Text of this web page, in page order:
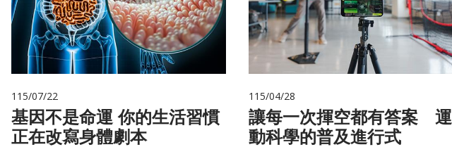
115/07/22
基因不是命運 你的生活習慣
正在改寫身體劇本
115/04/28
讓每一次揮空都有答案 運
動科學的普及進行式